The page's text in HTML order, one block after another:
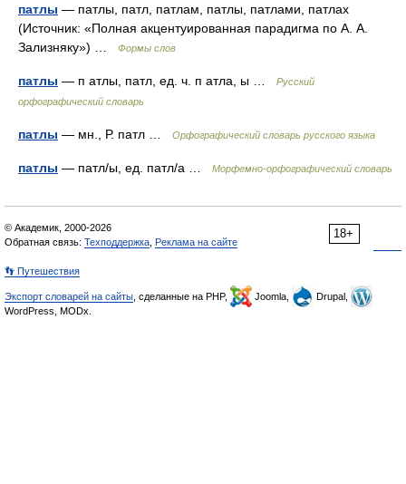
патлы — патлы, патл, патлам, патлы, патлами, патлах
(Источник: «Полная акцентуированная парадигма по А. А.
Зализняку») …
Формы слов
патлы — п атлы, патл, ед. ч. п атла, ы …
Русский
орфографический словарь
патлы — мн., Р. патл … Орфографический словарь русского языка
патлы — патл/ы, ед. патл/а … Морфемно-орфографический словарь
18+
© Академик, 2000-2026
Обратная связь: Техподдержка Реклама на сайте
👣 Путешествия
Экспорт словарей на сайты , сделанные на PHP, Joomla,
Drupal,
WordPress, MODx.